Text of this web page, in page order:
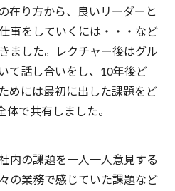
在り方から、良いリーダーと
事をしていくには・・・など
ました。レクチャー後はグル
て話し合いをし、10年後ど
めには最初に出した課題をど
で共有しました。
内の課題を一人一人意見する
の業務で感じていた課題など